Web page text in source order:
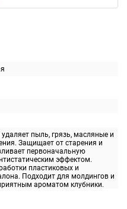
пыль, грязь, масляные и
Защищает от старения и
первоначальную
эффектом.
пластиковых и
Подходит для молдингов и
ароматом клубники.